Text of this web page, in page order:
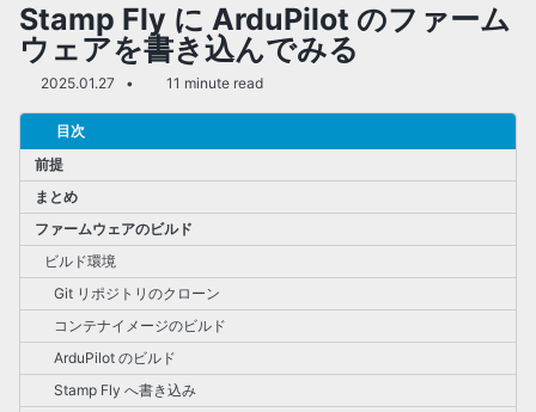
Stamp Fly に ArduPilot のファーム
ウェアを書き込んでみる
2025.01.27 11 minute read
目次
前提
まとめ
ファームウェアのビルド
ビルド環境
Git リポジトリのクローン
コンテナイメージのビルド
ArduPilot のビルド
Stamp Fly へ書き込み